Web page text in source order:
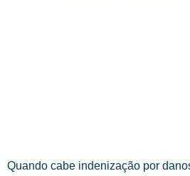
Quando cabe indenização por